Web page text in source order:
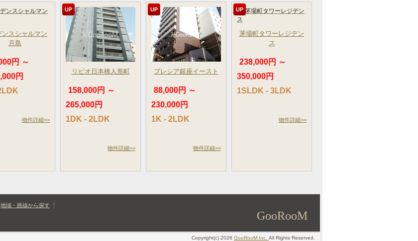
ンスシャルマン
月島
円 ～
円
物件詳細>>
UP
リビオ日本橋人形町
158,000円 ～
265,000円
1DK - 2LDK
物件詳細>>
UP
ブレシア銀座イースト
88,000円 ～
230,000円
1K - 2LDK
物件詳細>>
UP
茅場町タワーレジデン
ス
238,000円 ～
350,000円
1SLDK - 3LDK
物件詳細>>
地域・路線から探す
GooRooM
Copyright(c) 2026 GooRooM Inc. All Rights Reserved.